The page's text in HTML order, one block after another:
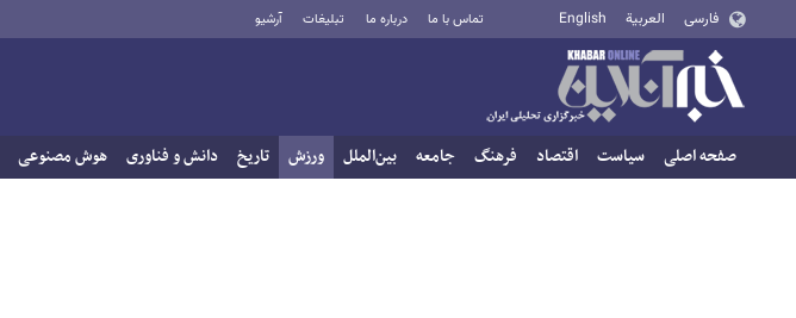
فارسی العربية English تماس با ما درباره ما تبلیغات آرشیو
صفحه اصلی سیاست اقتصاد فرهنگ جامعه بین‌الملل ورزش تاریخ دانش و فناوری هوش مصنوعی